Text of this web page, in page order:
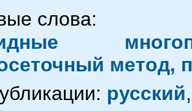
слова:
метод,
русский,